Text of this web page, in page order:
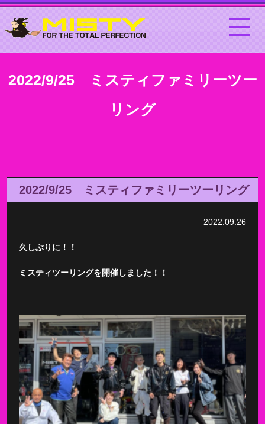
2022/9/25 ミスティファミリーツー
リング
2022/9/25 ミスティファミリーツーリング
2022.09.26
久しぶりに！！
ミスティツーリングを開催しました！！